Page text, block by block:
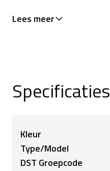
Lees meer
Specificaties
Kleur
Type/Model
DST Groepcode